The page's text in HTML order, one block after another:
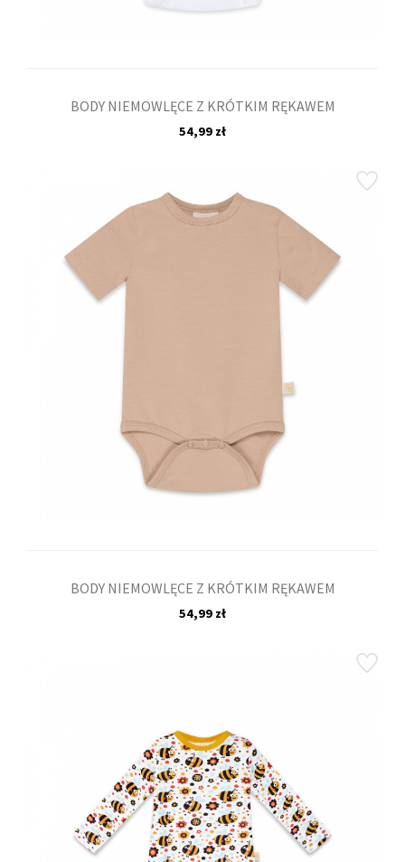
BODY NIEMOWLĘCE Z KRÓTKIM RĘKAWEM
54,99 zł
BODY NIEMOWLĘCE Z KRÓTKIM RĘKAWEM
54,99 zł